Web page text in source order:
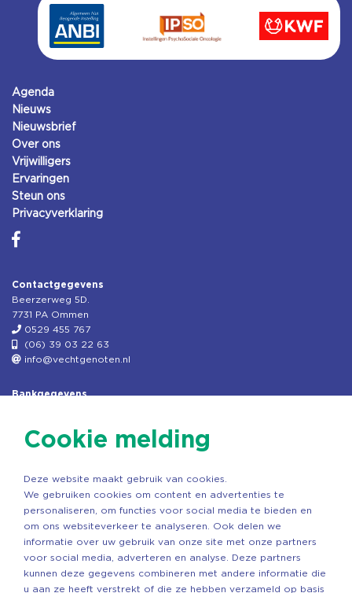
Agenda
Nieuws
Nieuwsbrief
Over ons
Vrijwilligers
Ervaringen
Steun ons
Privacyverklaring
Contactgegevens
Beerzerweg 5D.
7731 PA Ommen
0529 455 767
(06) 39 03 22 63
info@vechtgenoten.nl
Bankgegevens
Rek.nr: NL85RABO0127579230
Copyright ©2026 Vechtgenoten
Cookie melding
Deze website maakt gebruik van cookies.
We gebruiken cookies om content en advertenties te
personaliseren, om functies voor social media te bieden en
om ons websiteverkeer te analyseren. Ook delen we
informatie over uw gebruik van onze site met onze partners
voor social media, adverteren en analyse. Deze partners
kunnen deze gegevens combineren met andere informatie die
u aan ze heeft verstrekt of die ze hebben verzameld op basis